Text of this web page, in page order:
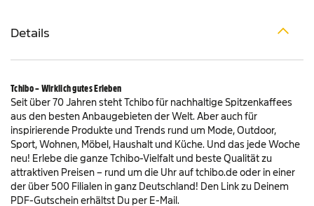
Details
Tchibo – Wirklich gutes Erleben
Seit über 70 Jahren steht Tchibo für nachhaltige Spitzenkaffees
aus den besten Anbaugebieten der Welt. Aber auch für
inspirierende Produkte und Trends rund um Mode, Outdoor,
Sport, Wohnen, Möbel, Haushalt und Küche. Und das jede Woche
neu! Erlebe die ganze Tchibo-Vielfalt und beste Qualität zu
attraktiven Preisen – rund um die Uhr auf tchibo.de oder in einer
der über 500 Filialen in ganz Deutschland! Den Link zu Deinem
PDF-Gutschein erhältst Du per E-Mail.